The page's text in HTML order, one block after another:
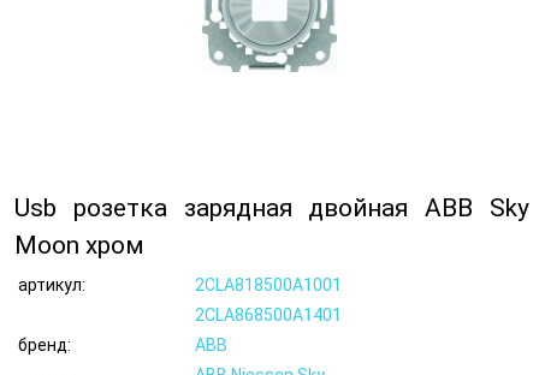
Usb розетка зарядная двойная ABB Sky
Moon хром
артикул:
2CLA818500A1001
2CLA868500A1401
бренд:
ABB